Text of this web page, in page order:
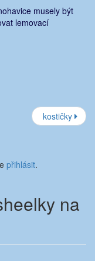
musely být
lemovací
kostičky
přihlásit.
na